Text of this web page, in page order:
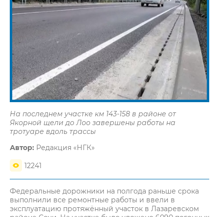
На последнем участке км 143-158 в районе от
Якорной щели до Лоо завершены работы на
тротуаре вдоль трассы
Автор: Редакция «НГК»
12241
Федеральные дорожники на полгода раньше срока
выполнили все ремонтные работы и ввели в
эксплуатацию протяжённый участок в Лазаревском